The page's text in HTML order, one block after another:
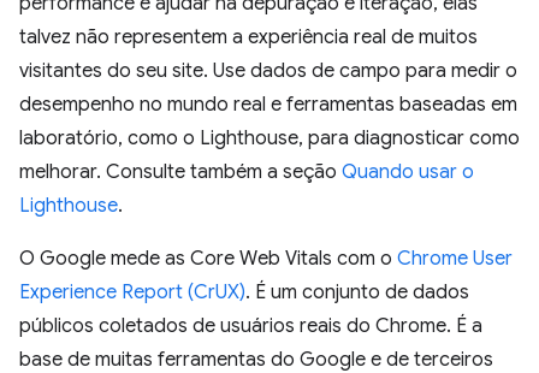
talvez não representem a experiência real de muitos
visitantes do seu site. Use dados de campo para medir o
desempenho no mundo real e ferramentas baseadas em
laboratório, como o Lighthouse, para diagnosticar como
melhorar. Consulte também a seção Quando usar o
Lighthouse.
O Google mede as Core Web Vitals com o Chrome User
Experience Report (CrUX). É um conjunto de dados
públicos coletados de usuários reais do Chrome. É a
base de muitas ferramentas do Google e de terceiros